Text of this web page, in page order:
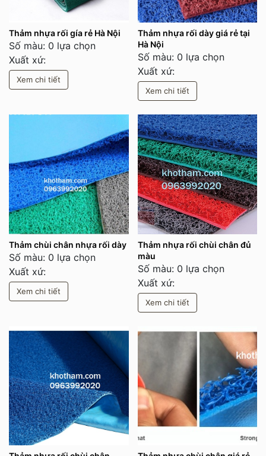
Thảm nhựa rối gía rẻ Hà Nội
Số màu: 0 lựa chọn
Xuất xứ:
Xem chi tiết
Thảm nhựa rối dày giá rẻ tại
Hà Nội
Số màu: 0 lựa chọn
Xuất xứ:
Xem chi tiết
Thảm chùi chân nhựa rối dày
Số màu: 0 lựa chọn
Xuất xứ:
Xem chi tiết
Thảm nhựa rối chùi chân đủ
màu
Số màu: 0 lựa chọn
Xuất xứ:
Xem chi tiết